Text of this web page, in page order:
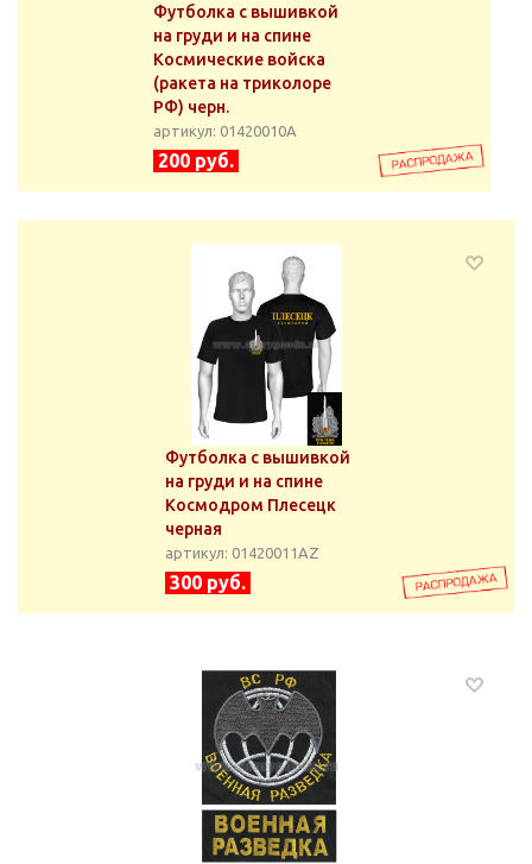
Футболка с вышивкой
на груди и на спине
Космические войска
(ракета на триколоре
РФ) черн.
артикул: 01420010А
200 руб.
Футболка с вышивкой
на груди и на спине
Космодром Плесецк
черная
артикул: 01420011АZ
300 руб.